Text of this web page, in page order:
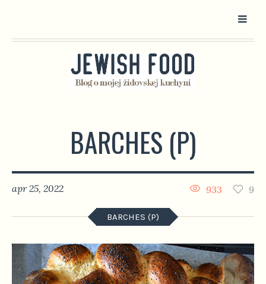
BARCHES (P)
apr 25, 2022 9
933
BARCHES (P)